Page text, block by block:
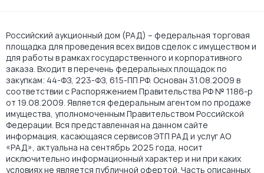
Российский аукционный дом (РАД) – федеральная торговая
площадка для проведения всех видов сделок с имуществом и
для работы в рамках государственного и корпоративного
заказа. Входит в перечень федеральных площадок по
закупкам: 44-ФЗ, 223-ФЗ, 615-ПП РФ. Основан 31.08.2009 в
соответствии с Распоряжением Правительства РФ № 1186-р
от 19.08.2009. Является федеральным агентом по продаже
имущества, уполномоченным Правительством Российской
Федерации. Вся представленная на данном сайте
информация, касающаяся сервисов ЭТП РАД и услуг АО
«РАД», актуальна на сентябрь 2025 года, носит
исключительно информационный характер и ни при каких
условиях не является публичной офертой. Часть описанных